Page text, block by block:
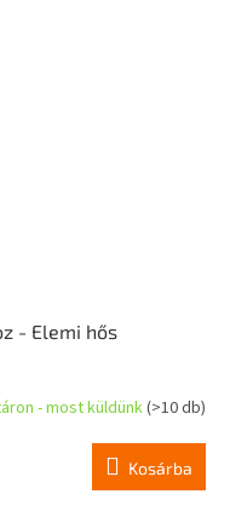
- Elemi hős
- most küldünk(>10 db)
Kosárba